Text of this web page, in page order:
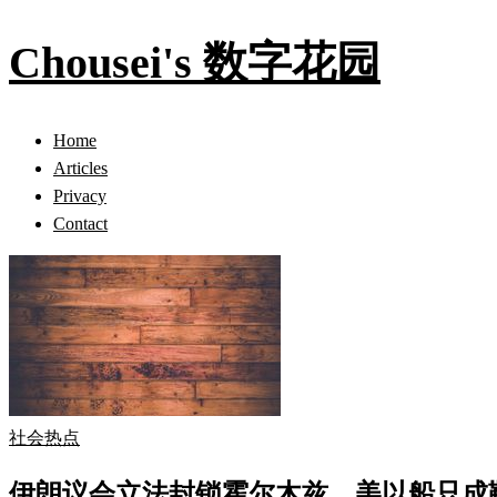
Chousei's 数字花园
Home
Articles
Privacy
Contact
社会热点